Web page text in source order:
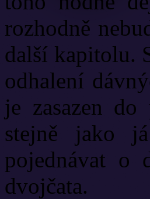
rozhodně
další kapitolu.
odhalení
je zasazen do
stejně jako
pojednávat o
dvojčata.